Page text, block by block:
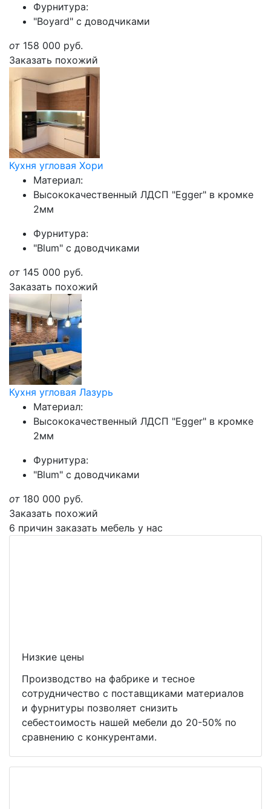
Фурнитура:
"Boyard" с доводчиками
от 158 000 руб.
Заказать похожий
Кухня угловая Хори
Материал:
Высококачественный ЛДСП "Egger" в кромке
2мм
Фурнитура:
"Blum" с доводчиками
от 145 000 руб.
Заказать похожий
Кухня угловая Лазурь
Материал:
Высококачественный ЛДСП "Egger" в кромке
2мм
Фурнитура:
"Blum" с доводчиками
от 180 000 руб.
Заказать похожий
6 причин заказать мебель у нас
Низкие цены
Производство на фабрике и тесное
сотрудничество с поставщиками материалов
и фурнитуры позволяет снизить
себестоимость нашей мебели до 20-50% по
сравнению с конкурентами.